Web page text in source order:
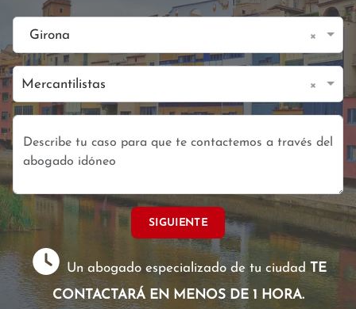
Girona ×
Mercantilistas ×
SIGUIENTE
Un abogado especializado de tu ciudad TE
CONTACTARÁ EN MENOS DE 1 HORA.